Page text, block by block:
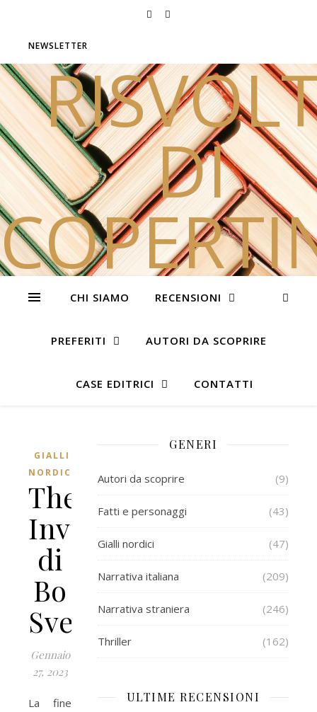
NEWSLETTER
DI
Due sorelle e tanti libri
CHI SIAMO RECENSIONI
PREFERITI AUTORI DA SCOPRIRE
CASE EDITRICI CONTATTI
GIALLI
NORDICI
The
Invisible
di
Bo
Svernstrom
Gennaio
27, 2023
La fine
GENERI
Autori da scoprire (9)
Fatti e personaggi (43)
Gialli nordici (47)
Narrativa italiana (209)
Narrativa straniera (246)
Thriller (162)
ULTIME RECENSIONI